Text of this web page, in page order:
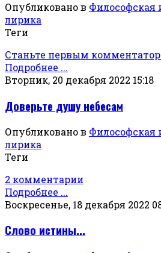
Опубликовано в Философская
лирика
Теги
Станьте первым
Подробнее ...
Вторник, 20 декабря 2022 15:18
Доверьте душу небесам
Опубликовано в Философская
лирика
Теги
2 комментарии
Подробнее ...
Воскресенье, 18 декабря 2022
Слово истины...